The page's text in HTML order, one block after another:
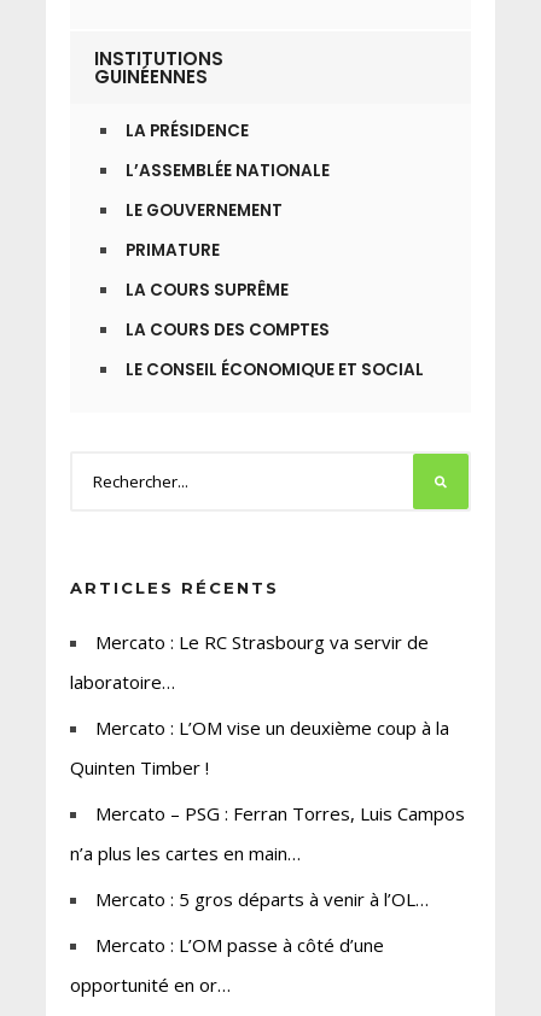
INSTITUTIONS
GUINÉENNES
LA PRÉSIDENCE
L’ASSEMBLÉE NATIONALE
LE GOUVERNEMENT
PRIMATURE
LA COURS SUPRÊME
LA COURS DES COMPTES
LE CONSEIL ÉCONOMIQUE ET SOCIAL
ARTICLES RÉCENTS
Mercato : Le RC Strasbourg va servir de
laboratoire…
Mercato : L’OM vise un deuxième coup à la
Quinten Timber !
Mercato – PSG : Ferran Torres, Luis Campos
n’a plus les cartes en main…
Mercato : 5 gros départs à venir à l’OL…
Mercato : L’OM passe à côté d’une
opportunité en or…